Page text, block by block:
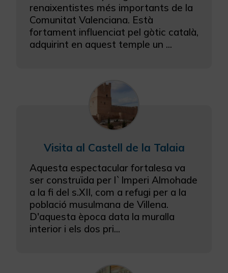
renaixentistes més importants de la
Comunitat Valenciana. Està
fortament influenciat pel gòtic català,
adquirint en aquest temple un ...
Visita al Castell de la Talaia
Aquesta espectacular fortalesa va
ser construïda per l`Imperi Almohade
a la fi del s.XII, com a refugi per a la
població musulmana de Villena.
D'aquesta època data la muralla
interior i els dos pri...